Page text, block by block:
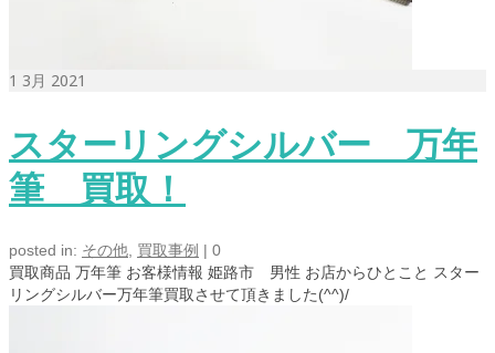
1 3月 2021
スターリングシルバー 万年
筆 買取！
posted in: その他 買取事例 | 0
買取商品 万年筆 お客様情報 姫路市 男性 お店からひとこと スター
リングシルバー万年筆買取させて頂きました(^^)/